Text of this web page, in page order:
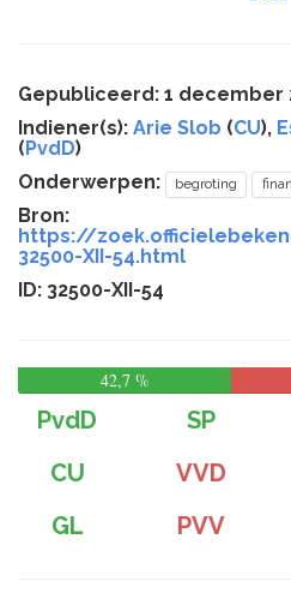
Gepubliceerd: 1 december
Indiener(s): Arie Slob (CU),
(PvdD)
Onderwerpen:
begroting
Bron:
https://
32500-XII-54.html
ID: 32500-XII-54
42,7 %
PvdD SP
CU
VVD
GL
PVV